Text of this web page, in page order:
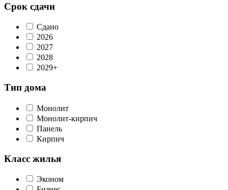
Срок сдачи
Сдано
2026
2027
2028
2029+
Тип дома
Монолит
Монолит-кирпич
Панель
Кирпич
Класс жилья
Эконом